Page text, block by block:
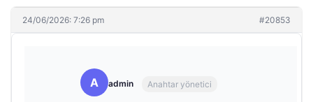
24/06/2026: 7:26 pm #20853
A admin Anahtar yönetici